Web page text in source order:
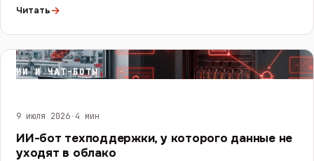
Читать→
ИИ И ЧАТ-БОТЫ
9 июля 2026·4 мин
ИИ-бот техподдержки, у которого данные не
уходят в облако